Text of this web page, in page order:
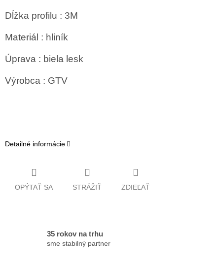
Dĺžka profilu : 3M
Materiál : hliník
Úprava : biela lesk
Výrobca : GTV
Detailné informácie
OPÝTAŤ SA STRÁŽIŤ ZDIEĽAŤ
35 rokov na trhu
sme stabilný partner